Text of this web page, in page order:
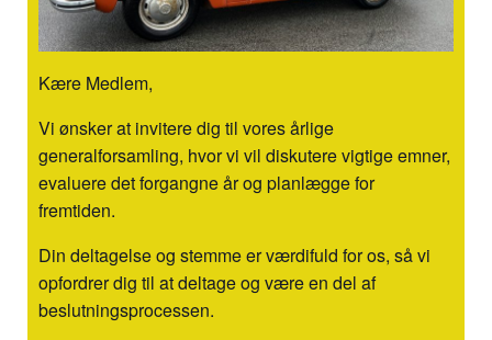
Kære Medlem,
Vi ønsker at invitere dig til vores årlige
generalforsamling, hvor vi vil diskutere vigtige emner,
evaluere det forgangne år og planlægge for
fremtiden.
Din deltagelse og stemme er værdifuld for os, så vi
opfordrer dig til at deltage og være en del af
beslutningsprocessen.